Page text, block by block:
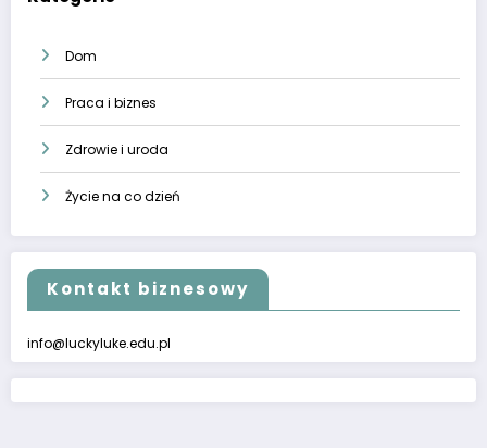
Dom
Praca i biznes
Zdrowie i uroda
Życie na co dzień
Kontakt biznesowy
info@luckyluke.edu.pl